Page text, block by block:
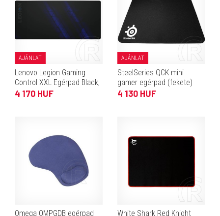
AJÁNLAT
Lenovo Legion Gaming
Control XXL Egérpad Black,
900x400
4 170 HUF
AJÁNLAT
SteelSeries QCK mini
gamer egérpad (fekete)
4 130 HUF
Omega OMPGDB egérpad
White Shark Red Knight